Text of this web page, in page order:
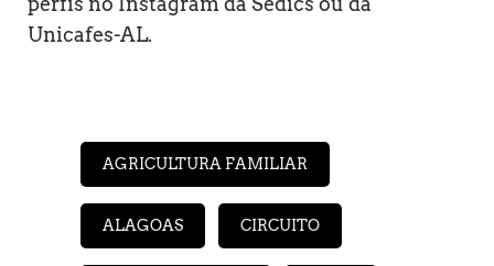
Unicafes-AL.
AGRICULTURA FAMILIAR
ALAGOAS CIRCUITO